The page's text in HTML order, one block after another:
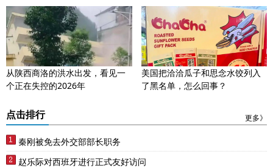
从陕西商洛的洪水出发，看见一
个正在失控的2026年
美国把洽洽瓜子和思念水饺列入
了黑名单，怎么回事？
点击排行 更多》
秦刚被免去外交部部长职务
赵乐际对西班牙进行正式友好访问